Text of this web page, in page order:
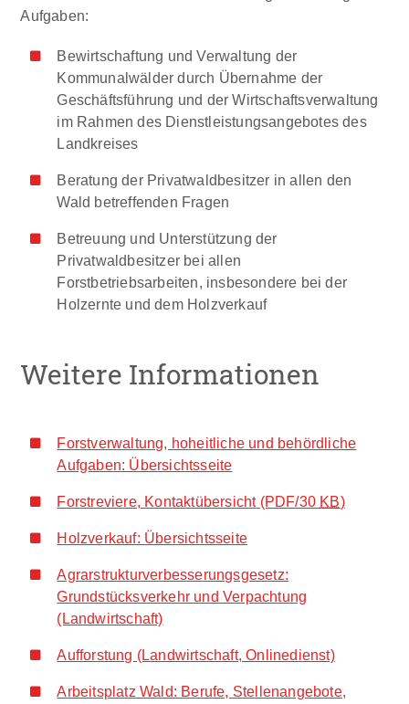
Aufgaben:
Bewirtschaftung und Verwaltung der
Kommunalwälder durch Übernahme der
Geschäftsführung und der Wirtschaftsverwaltung
im Rahmen des Dienstleistungsangebotes des
Landkreises
Beratung der Privatwaldbesitzer in allen den
Wald betreffenden Fragen
Betreuung und Unterstützung der
Privatwaldbesitzer bei allen
Forstbetriebsarbeiten, insbesondere bei der
Holzernte und dem Holzverkauf
Weitere Informationen
Forstverwaltung, hoheitliche und behördliche
Aufgaben: Übersichtsseite
Forstreviere, Kontaktübersicht(PDF/30 KB)
Holzverkauf: Übersichtsseite
Agrarstrukturverbesserungsgesetz:
Grundstücksverkehr und Verpachtung
(Landwirtschaft)
Aufforstung (Landwirtschaft, Onlinedienst)
Arbeitsplatz Wald: Berufe, Stellenangebote,